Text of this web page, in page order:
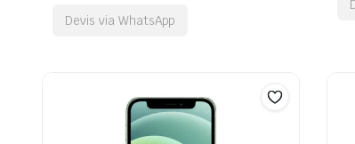
Devis via WhatsApp